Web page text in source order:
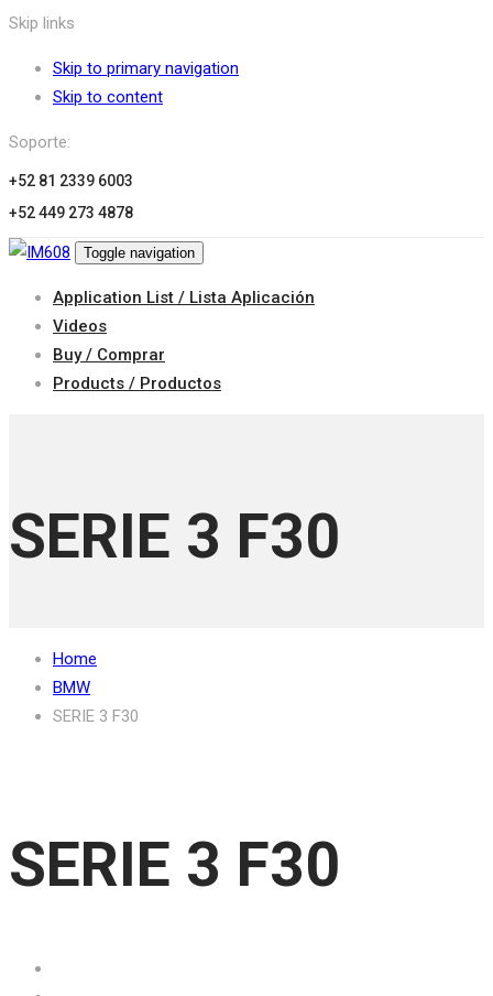
Skip links
Skip to primary navigation
Skip to content
Soporte:
+52 81 2339 6003
+52 449 273 4878
Toggle navigation
Application List / Lista Aplicación
Videos
Buy / Comprar
Products / Productos
SERIE 3 F30
Home
BMW
SERIE 3 F30
SERIE 3 F30